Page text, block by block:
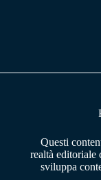
pp m
Questi
realtà editoriale
sviluppa